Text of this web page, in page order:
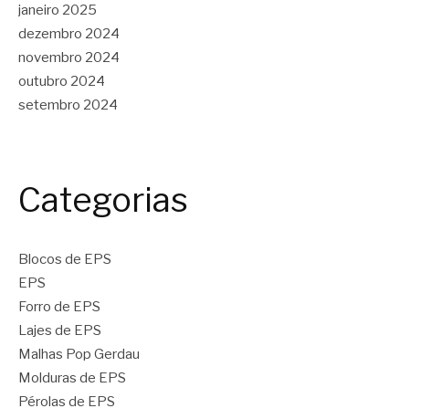
janeiro 2025
dezembro 2024
novembro 2024
outubro 2024
setembro 2024
Categorias
Blocos de EPS
EPS
Forro de EPS
Lajes de EPS
Malhas Pop Gerdau
Molduras de EPS
Pérolas de EPS